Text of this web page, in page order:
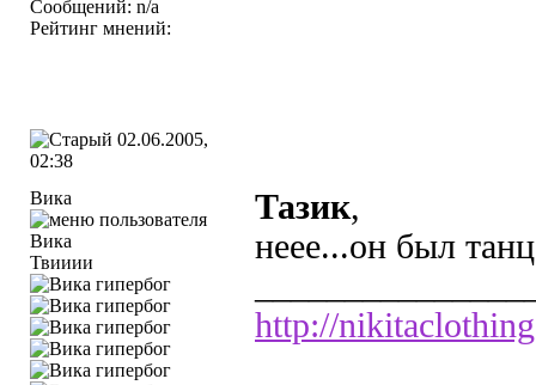
Сообщений: n/a
Рейтинг мнений:
02.06.2005,
02:38
Вика
Твииии
Тазик,
неее...он был
http://